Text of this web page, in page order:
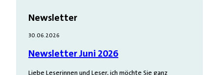
Newsletter
30.06.2026
Newsletter Juni 2026
Liebe Leserinnen und Leser, ich möchte Sie ganz